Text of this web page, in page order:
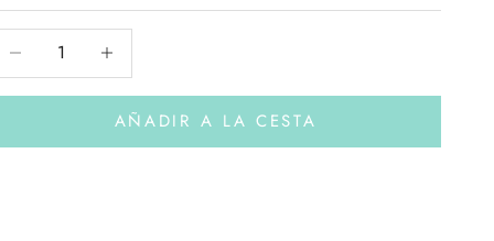
cantidadAumentar cantidad
AÑADIR A LA CESTA